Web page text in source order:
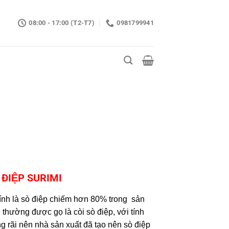
08:00 - 17:00 (T2-T7) 0981799941
ĐIỆP SURIMI
là sò điệp chiếm hơn 80% trong sản
thường được gọ là còi sò điệp, với tính
rãi nên nhà sản xuất đã tạo nên sò điệp